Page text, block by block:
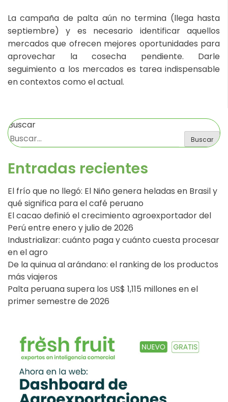
La campaña de palta aún no termina (llega hasta
septiembre) y es necesario identificar aquellos
mercados que ofrecen mejores oportunidades para
aprovechar la cosecha pendiente. Darle
seguimiento a los mercados es tarea indispensable
en contextos como el actual.
Buscar
Buscar
Entradas recientes
El frío que no llegó: El Niño genera heladas en Brasil y
qué significa para el café peruano
El cacao definió el crecimiento agroexportador del
Perú entre enero y julio de 2026
Industrializar: cuánto paga y cuánto cuesta procesar
en el agro
De la quinua al arándano: el ranking de los productos
más viajeros
Palta peruana supera los US$ 1,115 millones en el
primer semestre de 2026